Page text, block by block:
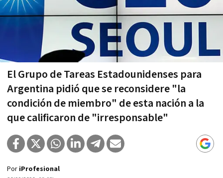
El Grupo de Tareas Estadounidenses para
Argentina pidió que se reconsidere "la
condición de miembro" de esta nación a la
que calificaron de "irresponsable"
Por iProfesional